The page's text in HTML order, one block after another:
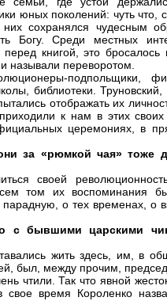
юных поколений: чуть что,
сохранялся чудесным
Богу. Среди местных
книгой, это бросалось
называли переворотом.
подпольщики,
библиотеки. Труновский,
отображать их
к нам в этих
церемониях, в
за «рюмкой чая» тоже
своей
том их воспоминания
о тех временах, о
с бывшими царскими
жить здесь, им, в
был, между прочим,
чтили. Так что явной
время Короленко